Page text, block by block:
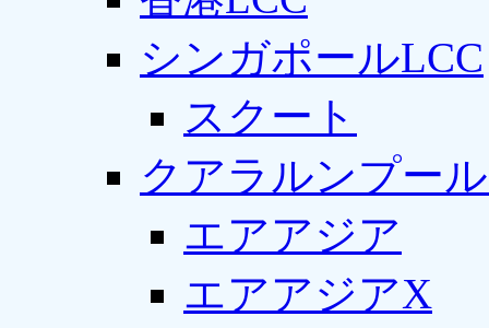
シンガポールLCC
スクート
クアラルンプー
エアアジア
エアアジアX